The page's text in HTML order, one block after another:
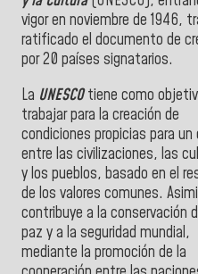
vigor en noviembre de 1946,
ratificado el documento de
por 20 países signatarios.
La UNESCOtiene como
trabajar para la creación de
condiciones propicias para un
entre las civilizaciones, las
y los pueblos, basado en el
de los valores comunes.
contribuye a la conservación
paz y a la seguridad mundial,
mediante la promoción de la